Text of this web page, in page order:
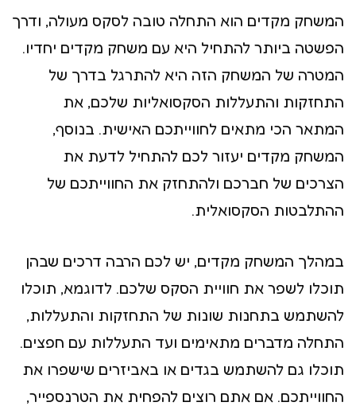
המשחק מקדים הוא התחלה טובה לסקס מעולה, ודרך
הפשטה ביותר להתחיל היא עם משחק מקדים יחדיו.
המטרה של המשחק הזה היא להתרגל בדרך של
התחזקות והתעללות הסקסואליות שלכם, את
המתאר הכי מתאים לחווייתכם האישית. בנוסף,
המשחק מקדים יעזור לכם להתחיל לדעת את
הצרכים של חברכם ולהתחזק את החווייתכם של
ההתלבטות הסקסואלית.
במהלך המשחק מקדים, יש לכם הרבה דרכים שבהן
תוכלו לשפר את חוויית הסקס שלכם. לדוגמא, תוכלו
להשתמש בתחנות שונות של התחזקות והתעללות,
התחלה מדברים מתאימים ועד התעללות עם חפצים.
תוכלו גם להשתמש בגדים או באביזרים שישפרו את
החווייתכם. אם אתם רוצים להפחית את הטרנספייר,